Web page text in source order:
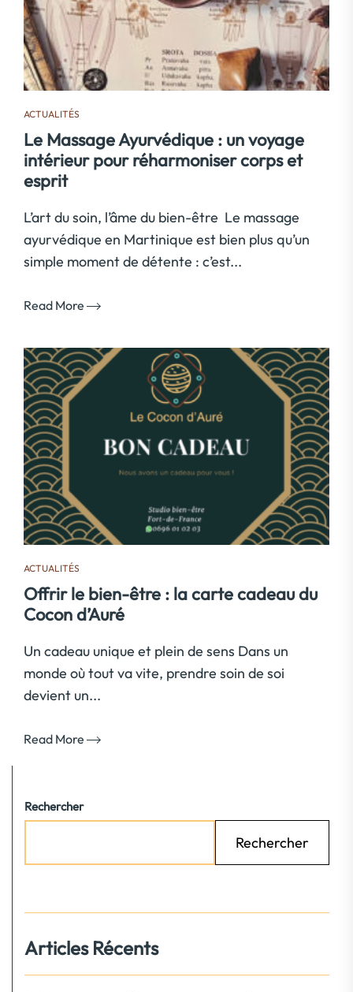
ACTUALITÉS
Le Massage Ayurvédique : un voyage
intérieur pour réharmoniser corps et
esprit
L’art du soin, l’âme du bien-être Le massage
ayurvédique en Martinique est bien plus qu’un
simple moment de détente : c’est...
Read More
ACTUALITÉS
Offrir le bien-être : la carte cadeau du
Cocon d’Auré
Un cadeau unique et plein de sens Dans un
monde où tout va vite, prendre soin de soi
devient un...
Read More
Rechercher
Rechercher
Articles Récents